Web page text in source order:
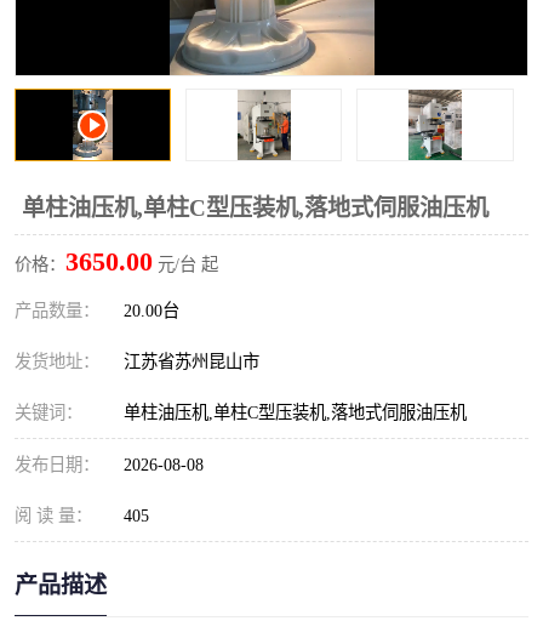
单柱油压机,单柱C型压装机,落地式伺服油压机
价格： 3650.00 元/台 起
产品数量： 20.00台
发货地址： 江苏省苏州昆山市
关键词： 单柱油压机,单柱C型压装机,落地式伺服油压机
发布日期： 2026-08-08
阅 读 量： 405
产品描述